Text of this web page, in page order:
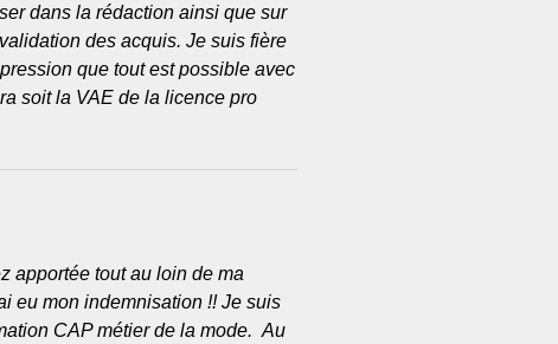
dans la rédaction ainsi que sur
des acquis. Je suis fière
que tout est possible avec
soit la VAE de la licence pro
apportée tout au loin de ma
eu mon indemnisation !! Je suis
CAP métier de la mode. Au